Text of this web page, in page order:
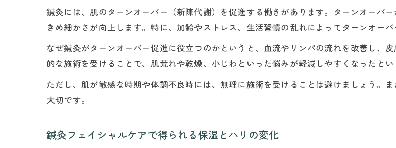
施術後に気をつけたい鍼灸フェイシャル
美肌を保つための鍼灸フェイシャル
美容鍼とフェイシャルの施術間隔の
鍼灸には、肌のターンオーバー（新陳代謝）を促進する働きがあります。ターンオーバ
きめ細かさが向上します。特に、加齢やストレス、生活習慣の乱れによってターンオー
なぜ鍼灸がターンオーバー促進に役立つのかというと、血流やリンパの流れを改善し、
的な施術を受けることで、肌荒れや乾燥、小じわといった悩みが軽減しやすくなったとい
ただし、肌が敏感な時期や体調不良時には、無理に施術を受けることは避けましょう。
大切です。
鍼灸フェイシャルケアで得られる保湿とハリの変化
ご予約はこちら
ご予約はこちら